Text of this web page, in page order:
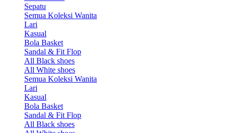
Sepatu
Semua Koleksi Wanita
Lari
Kasual
Bola Basket
Sandal & Fit Flop
All Black shoes
All White shoes
Semua Koleksi Wanita
Lari
Kasual
Bola Basket
Sandal & Fit Flop
All Black shoes